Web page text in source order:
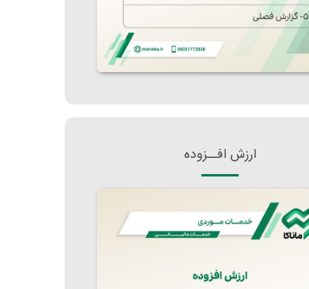
ارزش افــزوده